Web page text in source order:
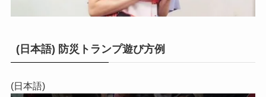
(日本語) 防災トランプ遊び方例
(日本語)